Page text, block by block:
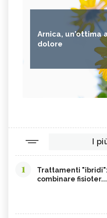
Arnica, un'ottima
dolore
I
1
Trattamenti "ibridi":
combinare fisioter...